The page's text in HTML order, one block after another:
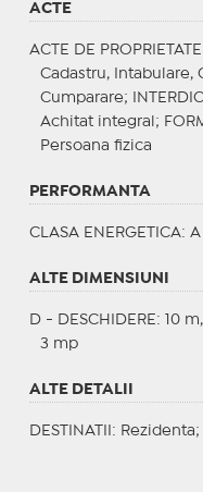
ACTE
ACTE DE PROPRIETATE
Cadastru, Intabulare,
Cumparare;
Achitat integral;
Persoana fizica
PERFORMANTA
CLASA ENERGETICA: A
ALTE DIMENSIUNI
D - DESCHIDERE: 10
3 mp
ALTE DETALII
DESTINATII : Rezidenta;